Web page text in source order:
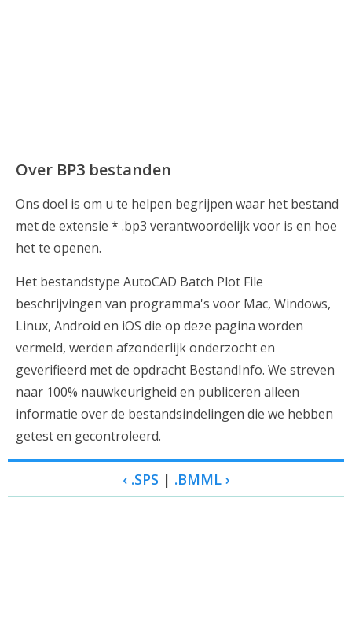
Over BP3 bestanden
Ons doel is om u te helpen begrijpen waar het bestand
met de extensie * .bp3 verantwoordelijk voor is en hoe
het te openen.
Het bestandstype AutoCAD Batch Plot File
beschrijvingen van programma's voor Mac, Windows,
Linux, Android en iOS die op deze pagina worden
vermeld, werden afzonderlijk onderzocht en
geverifieerd met de opdracht BestandInfo. We streven
naar 100% nauwkeurigheid en publiceren alleen
informatie over de bestandsindelingen die we hebben
getest en gecontroleerd.
‹ .SPS | .BMML ›